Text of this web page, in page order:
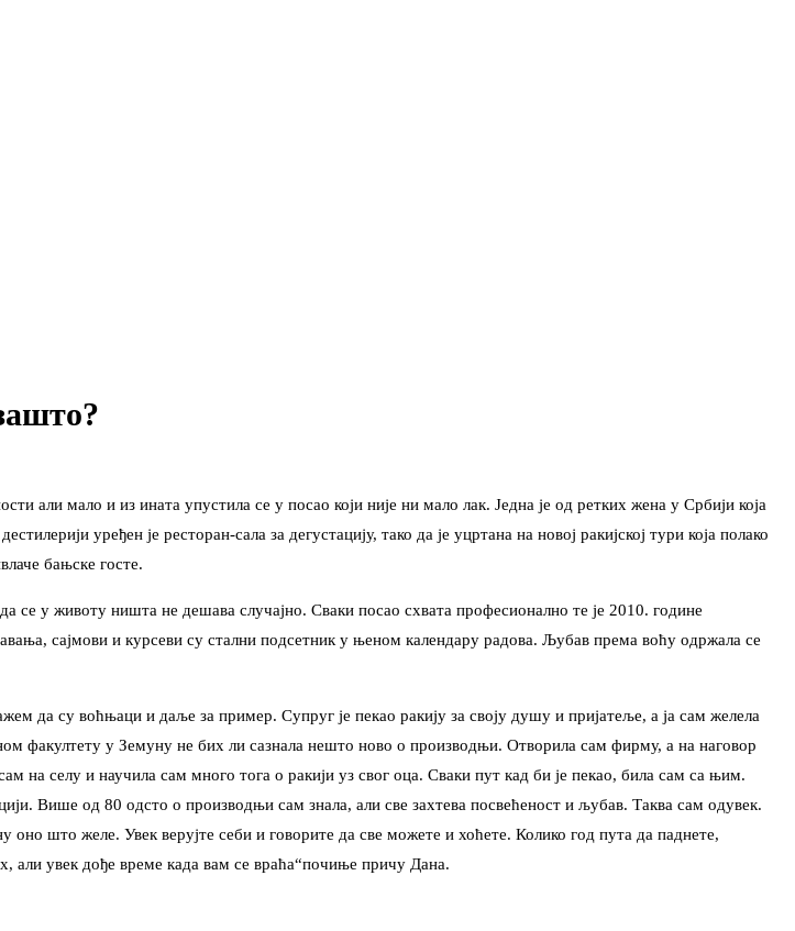
али мало и из ината упустила се у посао који није ни мало лак. Једна је од ретких жена у Србији која
уређен је ресторан-сала за дегустацију, тако да је уцртана на новој ракијској тури која полако
бањске госте.
у животу ништа не дешава случајно. Сваки посао схвата професионално те је 2010. године
сајмови и курсеви су стални подсетник у њеном календару радова. Љубав према воћу одржала се
да су воћњаци и даље за пример. Супруг је пекао ракију за своју душу и пријатеље, а ја сам желела
факултету у Земуну не бих ли сазнала нешто ново о производњи. Отворила сам фирму, а на наговор
селу и научила сам много тога о ракији уз свог оца. Сваки пут кад би је пекао, била сам са њим.
Више од 80 одсто о производњи сам знала, али све захтева посвећеност и љубав. Таква сам одувек.
што желе. Увек верујте себи и говорите да све можете и хоћете. Колико год пута да паднете,
али увек дође време када вам се враћа“почиње причу Дана.